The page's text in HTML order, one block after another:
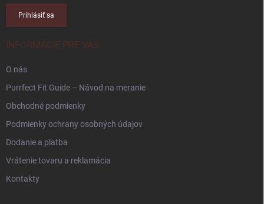
Prihlásiť sa
INFORMÁCIE PRE VÁS
O nás
Purrfect Fit Guide – Návod na meranie
Obchodné podmienky
Podmienky ochrany osobných údajov
Dodanie a platba
Vrátenie tovaru a reklamácia
Kontakty